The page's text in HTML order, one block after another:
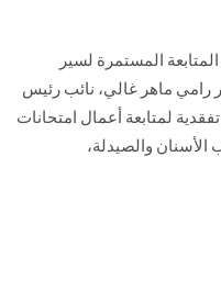
المستمرة لسير
رامي ماهر غالي، نائب رئيس
لمتابعة أعمال امتحانات
الأسنان والصيدلة،